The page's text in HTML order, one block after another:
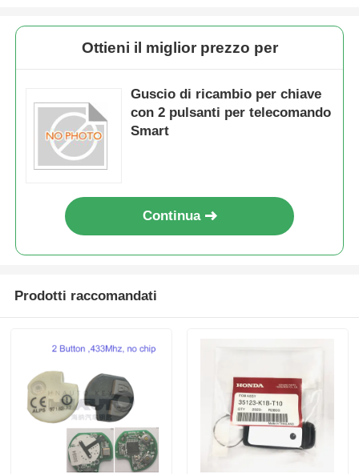
Ottieni il miglior prezzo per
Guscio di ricambio per chiave
con 2 pulsanti per telecomando
Smart
Continua
Prodotti raccomandati